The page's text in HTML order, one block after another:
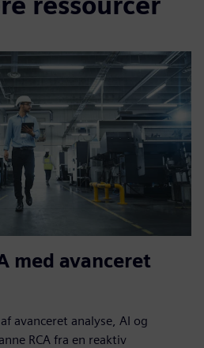
med avanceret
avanceret analyse, AI og
RCA fra en reaktiv